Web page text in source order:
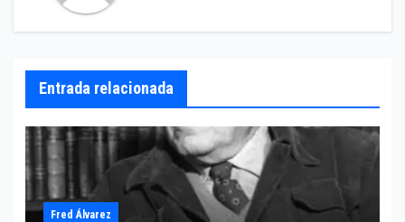
Entrada relacionada
Fred Álvarez